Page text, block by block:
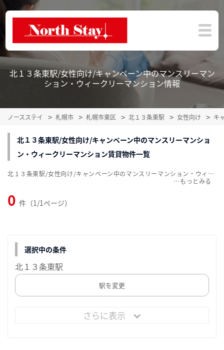
北１３条東駅/女性向け/キャンペーン中のマンスリーマン
ション・ウィークリーマンション情報
ノースステイ 札幌市 札幌市東区 北１３条東駅 女性向け キ
北１３条東駅/女性向け/キャンペーン中のマンスリーマンショ
ン・ウィークリーマンション賃貸物件一覧
0 件（1/1ページ）
北１３条東駅/女性向け/キャンペーン中のマンスリーマンション・ウィークリーマンション賃貸物件一覧を掲載中。敷金・礼金無料、家具・家電付をご紹介。こだわり条件での絞込みも簡単！
…
選択中の条件
北１３条東駅
駅を変更
さらに表示